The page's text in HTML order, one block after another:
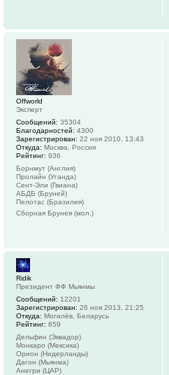
Offworld
Эксперт
Сообщений: 35304
Благодарностей: 4300
Зарегистрирован: 22 ноя 2010, 13:43
Откуда: Москва, Россия
Рейтинг: 936
Борнмут (Англия)
Пролайн (Уганда)
Сент-Эли (Гвиана)
АБДБ (Бруней)
Пелотас (Бразилия)
Сборная Брунея (мол.)
Ridik
Президент ФФ Мьянмы
Сообщений: 12201
Зарегистрирован: 26 ноя 2013, 21:25
Откуда: Могилёв, Беларусь
Рейтинг: 859
Дельфин (Эквадор)
Монкаро (Мексика)
Орион (Нидерланды)
Дагон (Мьянма)
Анегри (ЦАР)